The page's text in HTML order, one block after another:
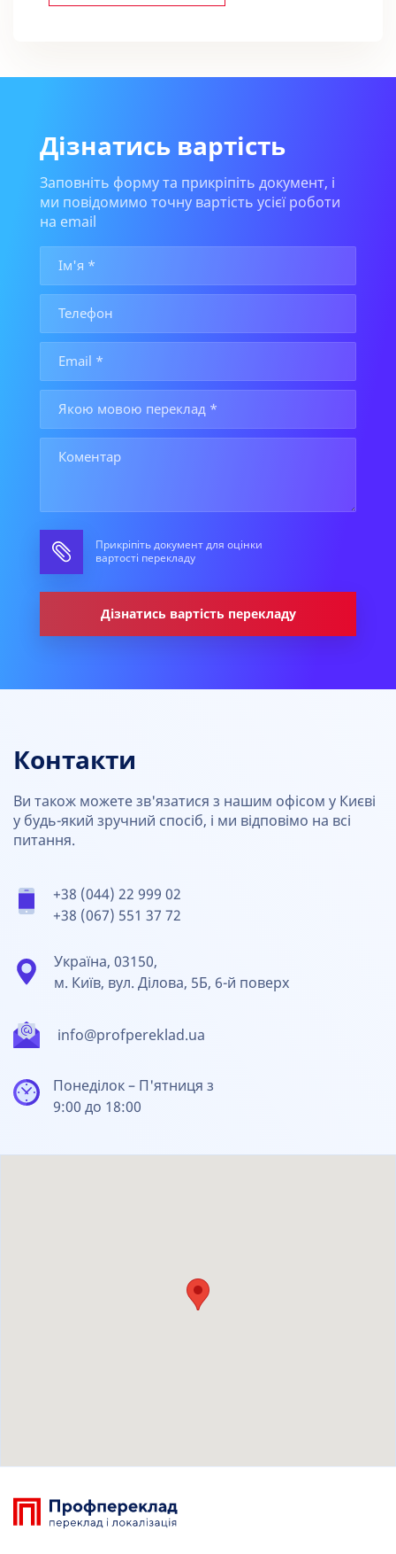
Дізнатись вартість
Заповніть форму та прикріпіть документ, і
ми повідомимо точну вартість усієї роботи
на email
Прикріпіть документ для оцінки
вартості перекладу
Дізнатись вартість перекладу
Контакти
Ви також можете зв'язатися з нашим офісом у Києві
у будь-який зручний спосіб, і ми відповімо на всі
питання.
+38 (044) 22 999 02
+38 (067) 551 37 72
info@profpereklad.ua
Україна, 03150,
м. Київ, вул. Ділова, 5Б, 6-й поверх
Понеділок – П'ятниця з
9:00 до 18:00